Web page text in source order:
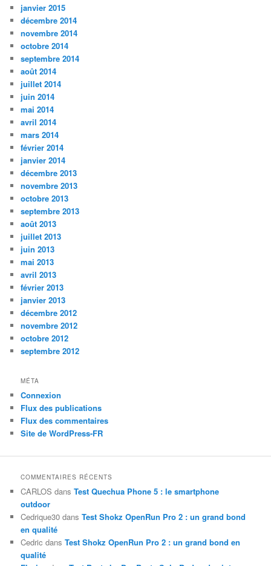
janvier 2015
décembre 2014
novembre 2014
octobre 2014
septembre 2014
août 2014
juillet 2014
juin 2014
mai 2014
avril 2014
mars 2014
février 2014
janvier 2014
décembre 2013
novembre 2013
octobre 2013
septembre 2013
août 2013
juillet 2013
juin 2013
mai 2013
avril 2013
février 2013
janvier 2013
décembre 2012
novembre 2012
octobre 2012
septembre 2012
MÉTA
Connexion
Flux des publications
Flux des commentaires
Site de WordPress-FR
COMMENTAIRES RÉCENTS
CARLOS dansTest Quechua Phone 5 : le smartphone
outdoor
Cedrique30 dansTest Shokz OpenRun Pro 2 : un grand bond
en qualité
Cedric dansTest Shokz OpenRun Pro 2 : un grand bond en
qualité